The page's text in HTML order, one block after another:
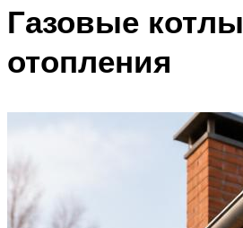
Газовые котлы
отопления